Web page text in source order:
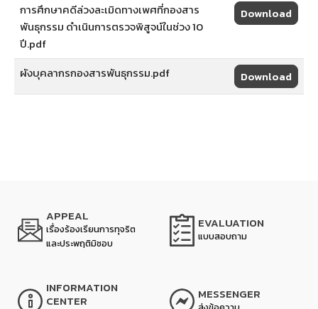
การศึกษาคดีล่วงละเมิดทางเพศที่กองสาร
พันธุกรรม ดำเนินการตรวจพิสูจน์ในช่วง 10
ปี.pdf
Download
ผังบุคลากรกองสารพันธุกรรม.pdf Download
APPEAL
เรื่องร้องเรียนการทุจริต
และประพฤติมิชอบ
EVALUATION
แบบสอบถาม
INFORMATION
CENTER
MESSENGER